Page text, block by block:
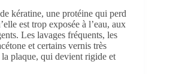
kératine, une protéine qui perd
est trop exposée à l’eau, aux
Les lavages fréquents, les
et certains vernis très
la plaque, qui devient rigide et